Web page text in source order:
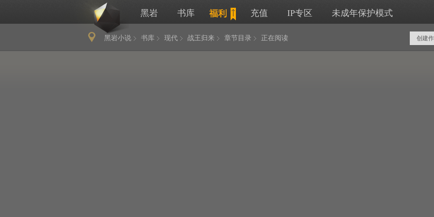
黑岩 书库 充值 IP专区 未成年保护模式
黑岩小说 书库 现代 战王归来 章节目录 正在阅读 创建